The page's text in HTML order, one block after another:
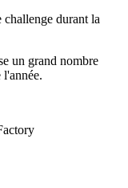
durant la
un grand nombre
l'année.